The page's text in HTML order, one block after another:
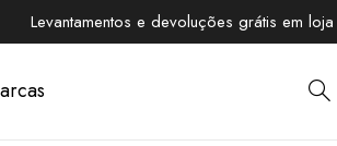
Levantamentos e devoluções grátis em loja